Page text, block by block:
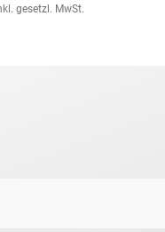
gesetzl. MwSt.